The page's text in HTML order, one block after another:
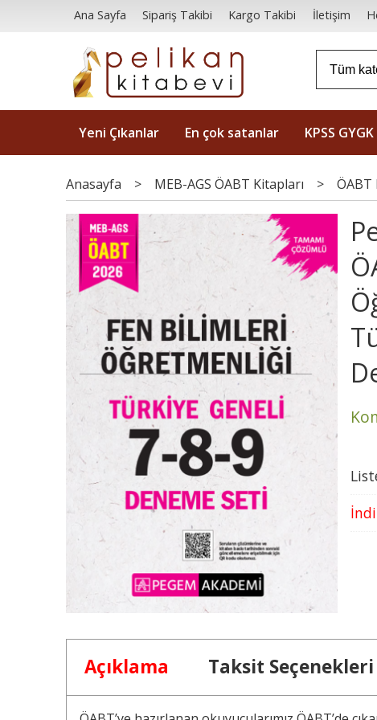
Ana Sayfa Sipariş Takibi Kargo Takibi İletişim
Yeni Çıkanlar En çok satanlar KPSS GYGK
Anasayfa > MEB-AGS ÖABT Kitapları > ÖABT
Açıklama Taksit Seçenekleri